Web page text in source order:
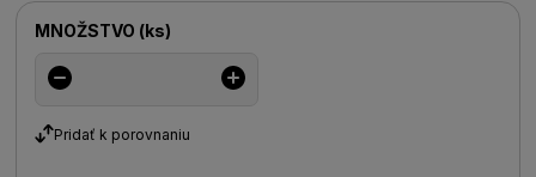
MNOŽSTVO (ks)
Pridať k porovnaniu